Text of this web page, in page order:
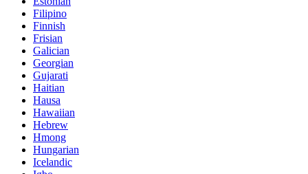
Filipino
Finnish
Frisian
Galician
Georgian
Gujarati
Haitian
Hausa
Hawaiian
Hebrew
Hmong
Hungarian
Icelandic